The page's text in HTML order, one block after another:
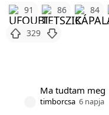
91 86 84
329
Ma tudtam meg
timborcsa 6 napja